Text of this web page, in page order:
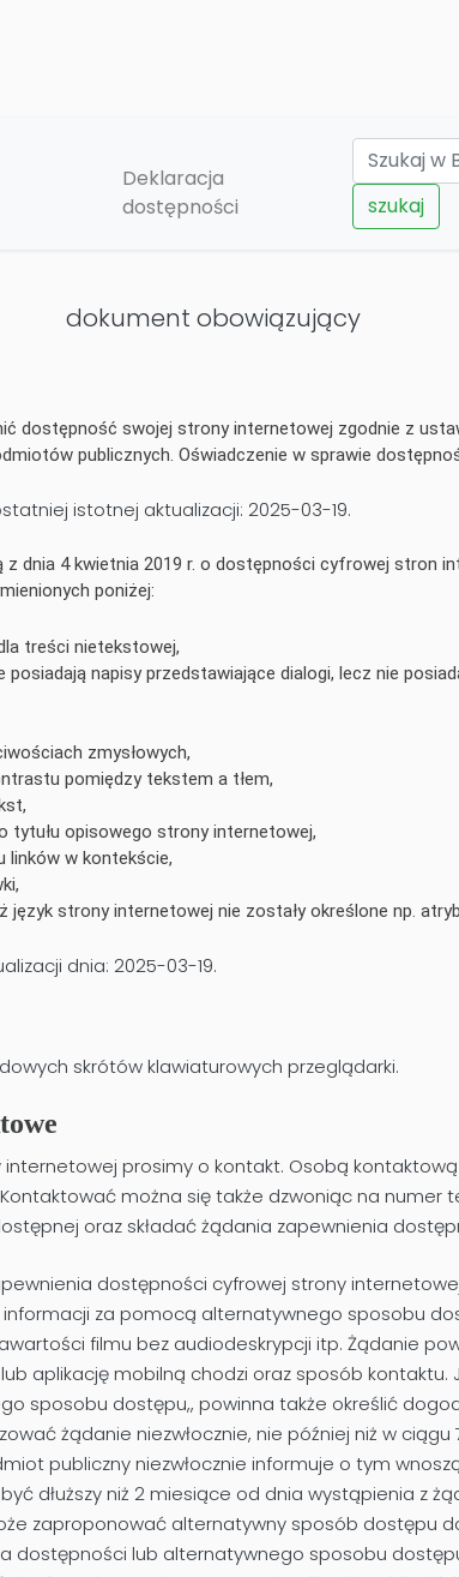
Deklaracja
dostępności
szukaj
dokument obowiązujący
dostępność swojej strony internetowej zgodnie z
publicznych. Oświadczenie w sprawie
istotnej aktualizacji: 2025-03-19.
dnia 4 kwietnia 2019 r. o dostępności cyfrowej stron
poniżej:
treści nietekstowej,
posiadają napisy przedstawiające dialogi, lecz nie
zmysłowych,
pomiędzy tekstem a tłem,
tytułu opisowego strony internetowej,
linków w kontekście,
język strony internetowej nie zostały określone np.
dnia: 2025-03-19.
skrótów klawiaturowych przeglądarki.
prosimy o kontakt. Osobą
można się także dzwoniąc na numer
oraz składać żądania zapewnienia
dostępności cyfrowej strony
za pomocą alternatywnego sposobu
filmu bez audiodeskrypcji itp. Żądanie
aplikację mobilną chodzi oraz sposób kontaktu.
sposobu dostępu,, powinna także określić
żądanie niezwłocznie, nie później niż w
publiczny niezwłocznie informuje o tym
dłuższy niż 2 miesiące od dnia wystąpienia z
zaproponować alternatywny sposób dostępu
dostępności lub alternatywnego sposobu